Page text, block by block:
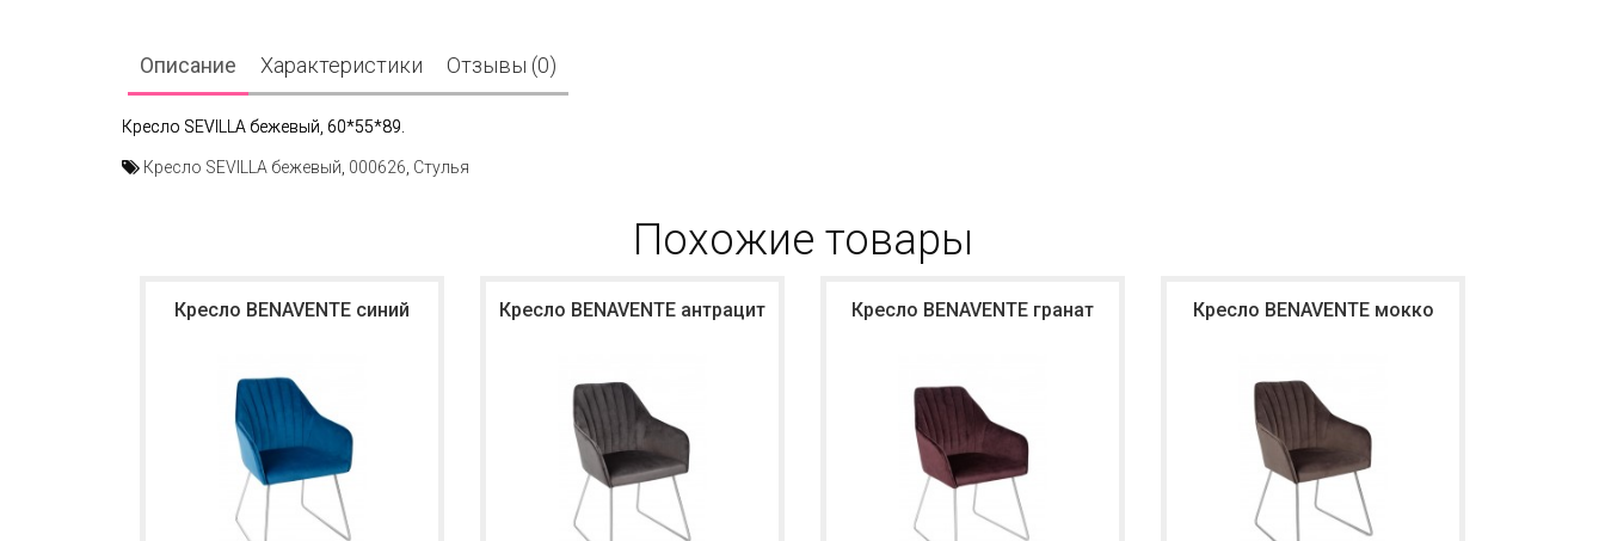
Описание Характеристики Отзывы (0)
Кресло SEVILLA бежевый, 60*55*89.
Кресло SEVILLA бежевый, 000626, Стулья
Похожие товары
Кресло BENAVENTE синий Кресло BENAVENTE антрацит Кресло BENAVENTE гранат Кресло BENAVENTE мокко